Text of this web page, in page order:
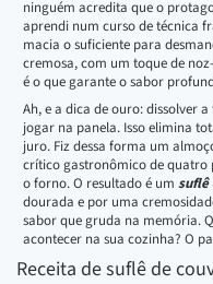
ninguém acredita que o
aprendi num curso de técnica
macia o suficiente para
cremosa, com um toque de
é o que garante o sabor
Ah, e a dica de ouro: dissolver
jogar na panela. Isso elimina
juro. Fiz dessa forma um
crítico gastronômico de quatro
o forno. O resultado é um suflê
dourada e por uma
sabor que gruda na memória.
acontecer na sua cozinha? O
Receita de suflê de